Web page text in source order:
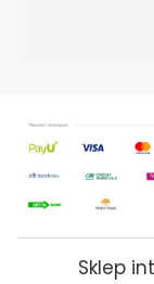
Sklep